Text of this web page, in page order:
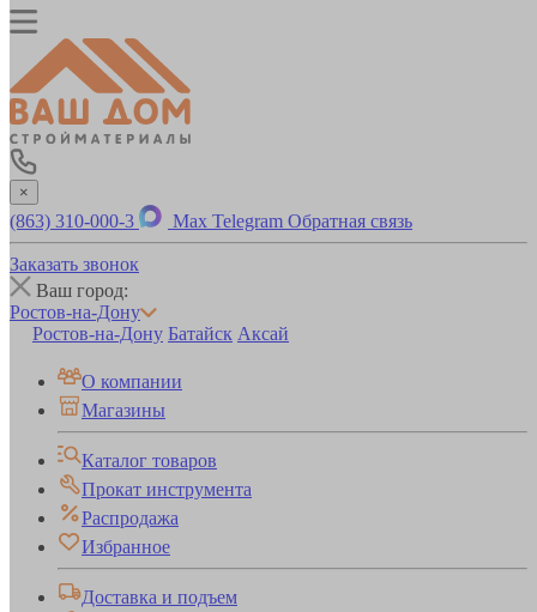
×
(863) 310-000-3 Max Telegram Обратная связь
Заказать звонок
Ваш город:
Ростов-на-Дону
Ростов-на-Дону Батайск Аксай
О компании
Магазины
Каталог товаров
Прокат инструмента
Распродажа
Избранное
Доставка и подъем